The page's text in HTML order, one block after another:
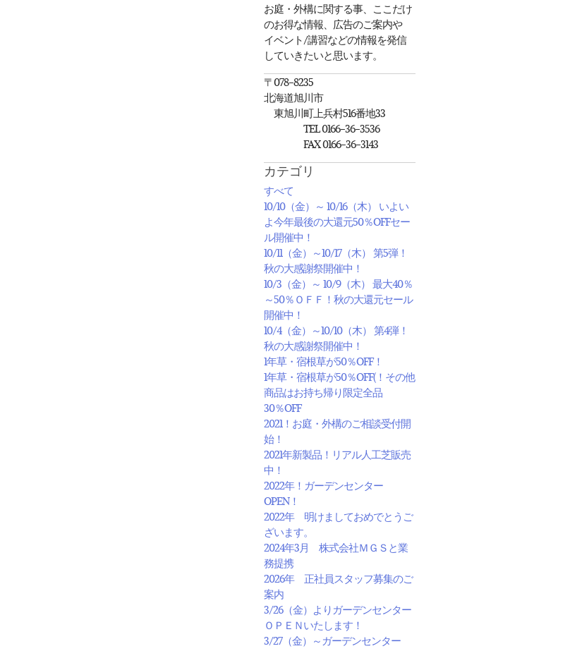
お庭・外構に関する事、ここだけ
のお得な情報、広告のご案内や
イベント/講習などの情報を発信
していきたいと思います。
〒078-8235
北海道旭川市
東旭川町上兵村516番地33
TEL 0166-36-3536
FAX 0166-36-3143
カテゴリ
すべて
10/10（金）～ 10/16（木） いよい
よ今年最後の大還元50％OFFセー
ル開催中！
10/11（金）～10/17（木） 第5弾！
秋の大感謝祭開催中！
10/3（金）～ 10/9（木） 最大40％
～50％ＯＦＦ！秋の大還元セール
開催中！
10/4（金）～10/10（木） 第4弾！
秋の大感謝祭開催中！
1年草・宿根草が50％OFF！
1年草・宿根草が50％OFF(！その他
商品はお持ち帰り限定全品
30％OFF
2021！お庭・外構のご相談受付開
始！
2021年新製品！リアル人工芝販売
中！
2022年！ガーデンセンター
OPEN！
2022年 明けましておめでとうご
ざいます。
2024年3月 株式会社ＭＧＳと業
務提携
2026年 正社員スタッフ募集のご
案内
3/26（金）よりガーデンセンター
ＯＰＥＮいたします！
3/27（金）～ガーデンセンター